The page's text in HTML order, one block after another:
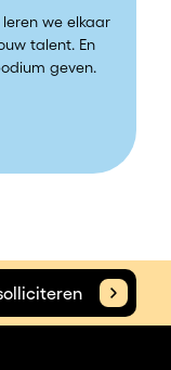
we elkaar
talent. En
geven.